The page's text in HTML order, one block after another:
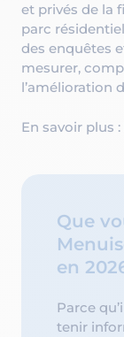
et privés de la
parc
des enquêtes
mesurer,
l’amélioration
En savoir plus :
Que
en
Parce
tenir